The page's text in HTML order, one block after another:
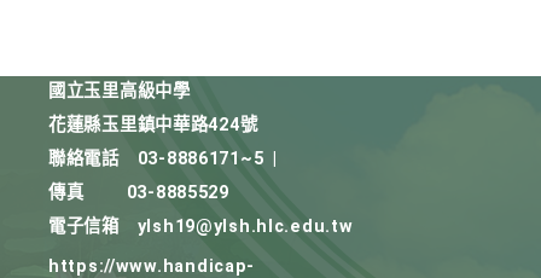
國立玉里高級中學
花蓮縣玉里鎮中華路424號
聯絡電話
03-8886171~5
傳真
03-8885529
電子信箱
ylsh19@ylsh.hlc.edu.tw
https://www.handicap-